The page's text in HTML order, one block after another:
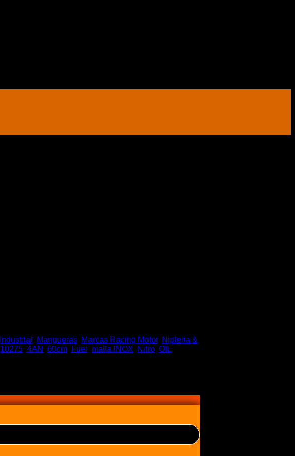
Industrial Mangueras Marcas Racing Motor, Nipleria &
10275 4AN 60cm Fuel malla INOX Nitro OIL